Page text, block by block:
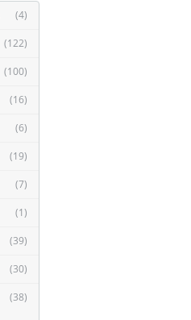
(4)
(122)
(100)
(16)
(6)
(19)
(7)
(1)
(39)
(30)
(38)